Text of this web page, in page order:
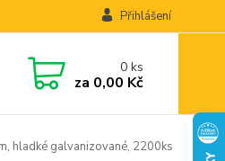
Přihlášení
0ks
za 0,00 Kč
hladké galvanizované, 2200ks